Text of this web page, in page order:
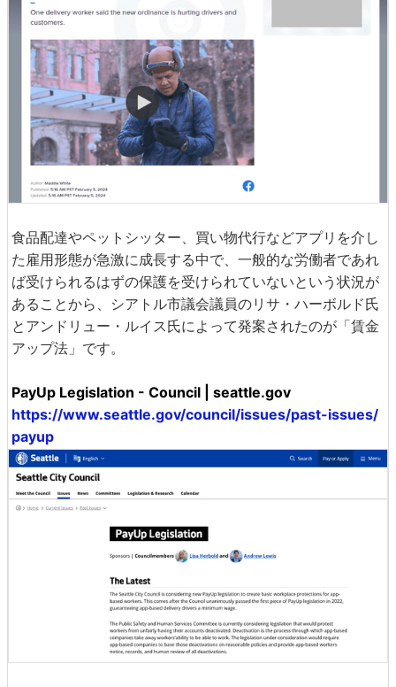
食品配達やペットシッター、買い物代行などアプリを介し
た雇用形態が急激に成長する中で、一般的な労働者であれ
ば受けられるはずの保護を受けられていないという状況が
あることから、シアトル市議会議員のリサ・ハーボルド氏
とアンドリュー・ルイス氏によって発案されたのが「賃金
アップ法」です。
PayUp Legislation - Council | seattle.gov
https://www.seattle.gov/council/issues/past-issues/
payup